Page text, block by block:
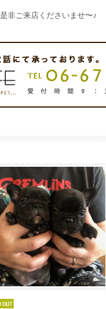
是非ご来店くださいませ〜♪